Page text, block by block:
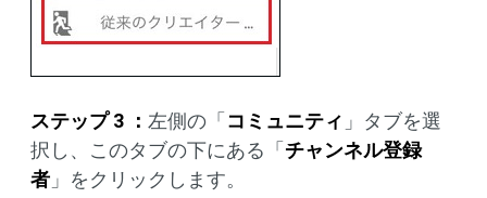
ステップ 3 ： 左側の「 コミュニティ 」タブを選
択し、このタブの下にある「 チャンネル登録
者 」をクリックします。